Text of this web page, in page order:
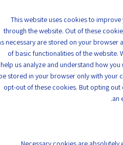
This website uses cookies to
through the website. Out of these
as necessary are stored on your
of basic functionalities of the
help us analyze and understand how
be stored in your browser only with your
opt-out of these cookies. But opting